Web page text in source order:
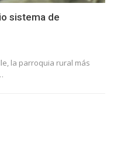
sistema de
la parroquia rural más